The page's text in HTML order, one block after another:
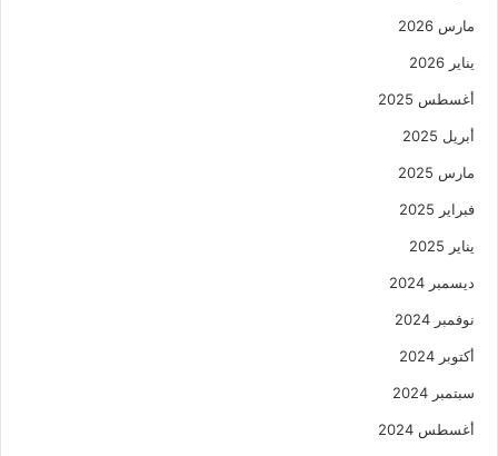
مارس 2026
يناير 2026
أغسطس 2025
أبريل 2025
مارس 2025
فبراير 2025
يناير 2025
ديسمبر 2024
نوفمبر 2024
أكتوبر 2024
سبتمبر 2024
أغسطس 2024